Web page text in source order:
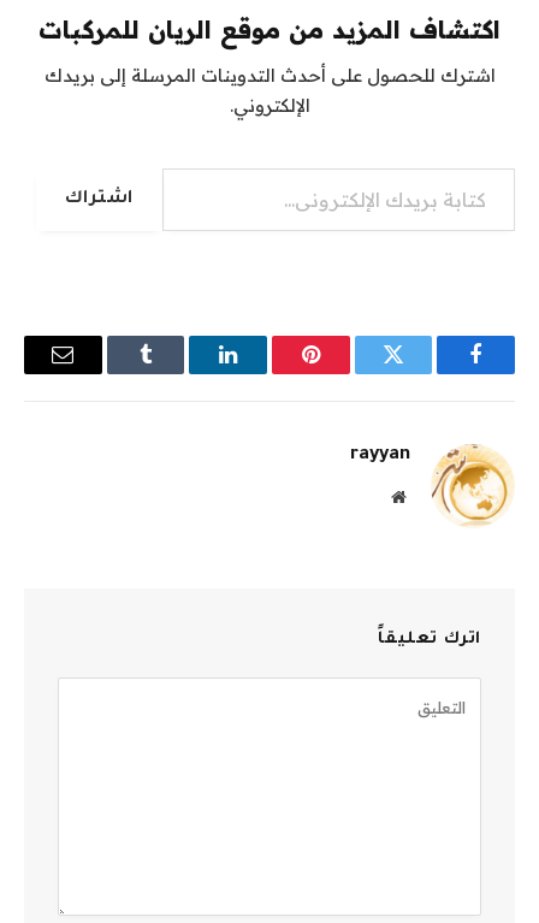
اكتشاف المزيد من موقع الريان للمركبات
اشترك للحصول على أحدث التدوينات المرسلة إلى بريدك
الإلكتروني.
كتابة بريدك الإلكتروني...
اشتراك
فيسبوك تويتر بينتيريستلينكدإن Tumblr
البريد
rayyan
موقع
اترك تعليقاً